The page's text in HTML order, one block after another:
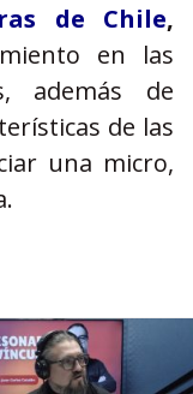
de Chile,
en las
además de
de las
una micro,